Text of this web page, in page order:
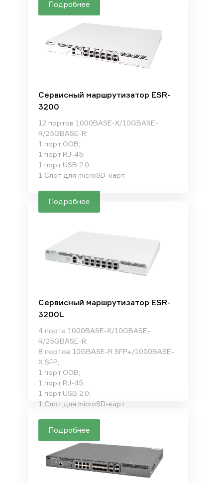
Подробнее
Сервисный маршрутизатор ESR-
3200
12 портов 1000BASE-X/10GBASE-
R/25GBASE-R;
1 порт OOB;
1 порт RJ-45;
1 порт USB 2.0;
1 Слот для microSD-карт
Подробнее
Сервисный маршрутизатор ESR-
3200L
4 порта 1000BASE-X/10GBASE-
R/25GBASE-R;
8 портов 10GBASE-R SFP+/1000BASE-
X SFP;
1 порт OOB;
1 порт RJ-45;
1 порт USB 2.0;
1 Слот для microSD-карт
Подробнее